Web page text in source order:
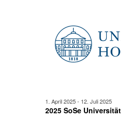
2025 SoSe
1. April 2025- 12. Juli 2025